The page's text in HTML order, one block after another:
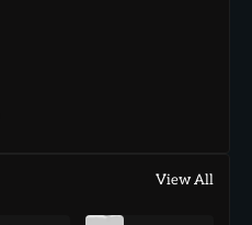
View All